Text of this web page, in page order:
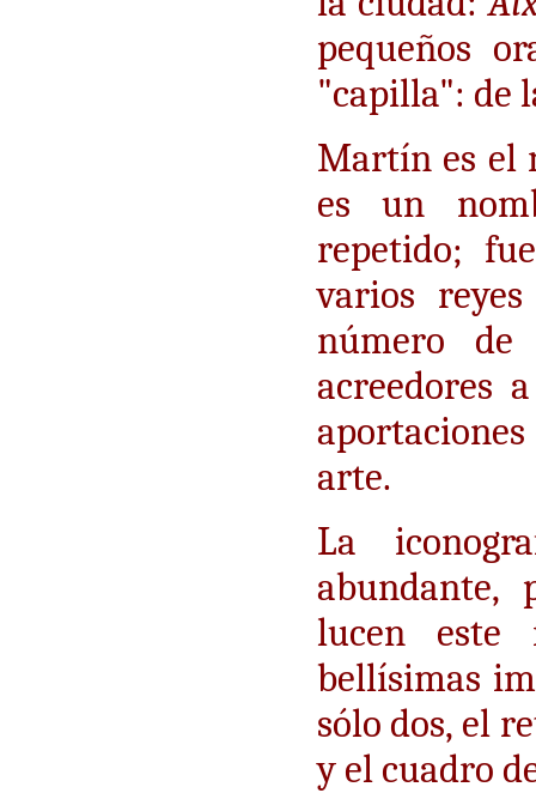
pequeños
"capilla": de
Martín es el
es un
repetido;
varios
número de
acreedores
arte.
La
abundante,
lucen este
bellísimas
sólo dos, el
y el cuadro